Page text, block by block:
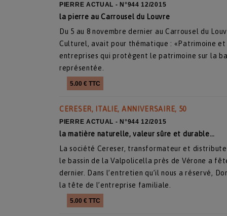
PIERRE ACTUAL - N°944 12/2015
la pierre au Carrousel du Louvre
Du 5 au 8 novembre dernier au Carrousel du
Culturel, avait pour thématique : «Patrimoine
entreprises qui protègent le patrimoine sur la
représentée.
5.00 € TTC
CERESER, ITALIE, ANNIVERSAIRE, 50
PIERRE ACTUAL - N°944 12/2015
la matière naturelle, valeur sûre et durable…
La société Cereser, transformateur et
le bassin de la Valpolicella près de Vérone a
dernier. Dans l’entretien qu’il nous a réservé,
la tête de l’entreprise familiale.
5.00 € TTC